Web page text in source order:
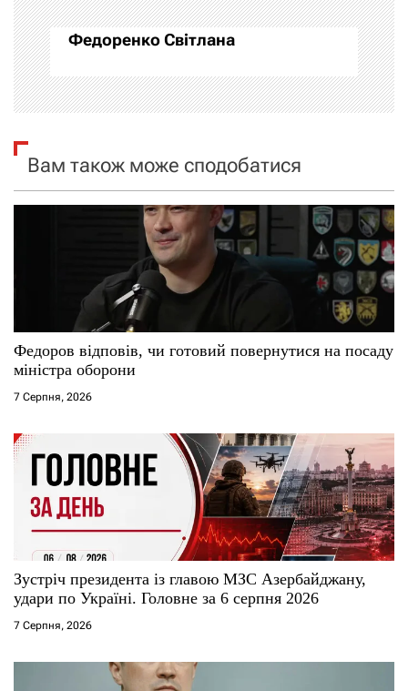
а
ц
і
а
и
с
і
в
Федоренко Світлана
Вам також може сподобатися
Федоров відповів, чи готовий повернутися на посаду
міністра оборони
7 Серпня, 2026
Зустріч президента із главою МЗС Азербайджану,
удари по Україні. Головне за 6 серпня 2026
7 Серпня, 2026